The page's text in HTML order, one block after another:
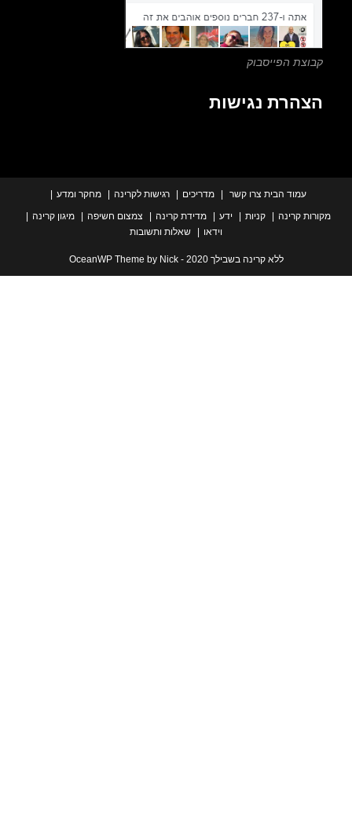
הפייסבוק
נגישות
עמוד הבית צרו קשר מדריכים רגישות לקרינה
מחקר ומדע
קרינה
קניות ידע מדידת קרינה צמצום חשיפה
מיגון קרינה
שאלות ותשובות
ללא קרינה בשבילך 2020 - OceanWP Theme by Nick